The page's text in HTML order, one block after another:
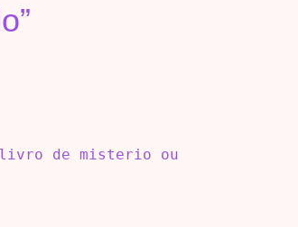
livro de misterio ou